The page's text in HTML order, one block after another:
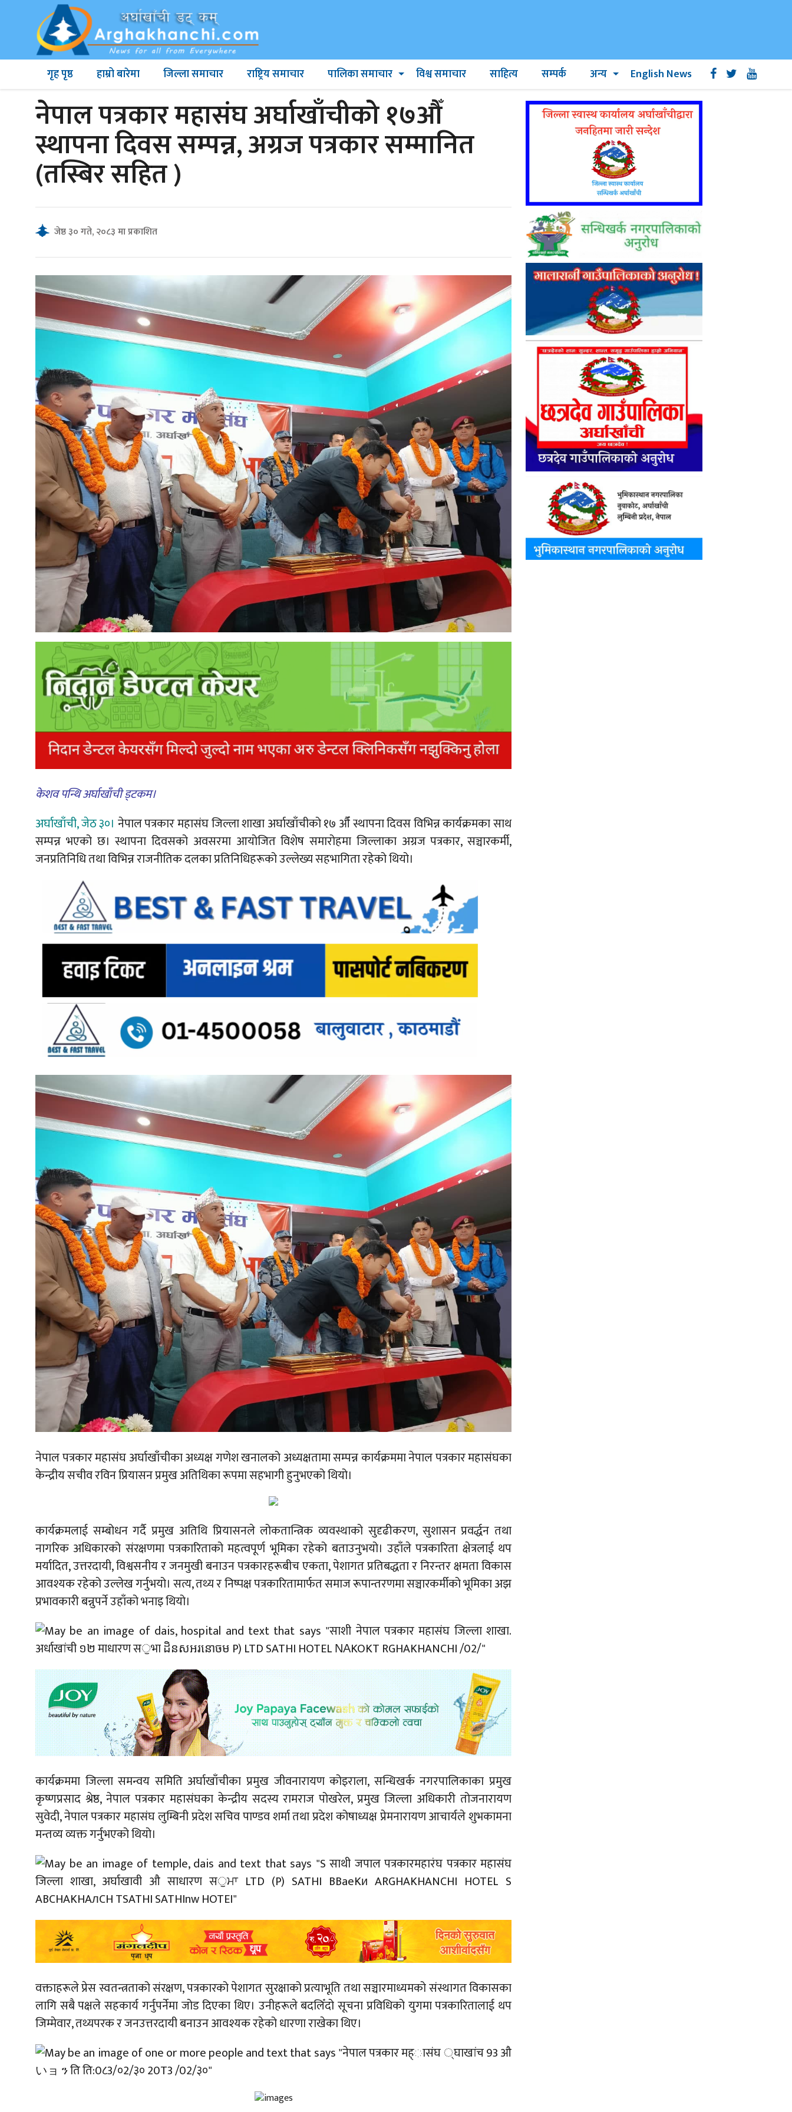
गृह पृष्ठ हाम्रो बारेमा जिल्ला समाचार राष्ट्रिय समाचार पालिका समाचार विश्व समाचार साहित्य सम्पर्क अन्य English News
नेपाल पत्रकार महासंघ अर्घाखाँचीको १७औँ
स्थापना दिवस सम्पन्न, अग्रज पत्रकार सम्मानित
(तस्बिर सहित )
जेष्ठ ३० गते, २०८३ मा प्रकाशित
केशव पन्थि अर्घाखाँची ड्टकम।
अर्घाखाँची, जेठ ३०। नेपाल पत्रकार महासंघ जिल्ला शाखा अर्घाखाँचीको १७ औँ स्थापना दिवस विभिन्न कार्यक्रमका साथ
सम्पन्न भएको छ। स्थापना दिवसको अवसरमा आयोजित विशेष समारोहमा जिल्लाका अग्रज पत्रकार, सञ्चारकर्मी,
जनप्रतिनिधि तथा विभिन्न राजनीतिक दलका प्रतिनिधिहरूको उल्लेख्य सहभागिता रहेको थियो।
नेपाल पत्रकार महासंघ अर्घाखाँचीका अध्यक्ष गणेश खनालको अध्यक्षतामा सम्पन्न कार्यक्रममा नेपाल पत्रकार महासंघका
केन्द्रीय सचीव रविन प्रियासन प्रमुख अतिथिका रूपमा सहभागी हुनुभएको थियो।
कार्यक्रमलाई सम्बोधन गर्दै प्रमुख अतिथि प्रियासनले लोकतान्त्रिक व्यवस्थाको सुदृढीकरण, सुशासन प्रवर्द्धन तथा
नागरिक अधिकारको संरक्षणमा पत्रकारिताको महत्वपूर्ण भूमिका रहेको बताउनुभयो। उहाँले पत्रकारिता क्षेत्रलाई थप
मर्यादित, उत्तरदायी, विश्वसनीय र जनमुखी बनाउन पत्रकारहरूबीच एकता, पेशागत प्रतिबद्धता र निरन्तर क्षमता विकास
आवश्यक रहेको उल्लेख गर्नुभयो। सत्य, तथ्य र निष्पक्ष पत्रकारितामार्फत समाज रूपान्तरणमा सञ्चारकर्मीको भूमिका अझ
प्रभावकारी बन्नुपर्ने उहाँको भनाइ थियो।
कार्यक्रममा जिल्ला समन्वय समिति अर्घाखाँचीका प्रमुख जीवनारायण कोइराला, सन्धिखर्क नगरपालिकाका प्रमुख
कृष्णप्रसाद श्रेष्ठ, नेपाल पत्रकार महासंघका केन्द्रीय सदस्य रामराज पोखरेल, प्रमुख जिल्ला अधिकारी तोजनारायण
सुवेदी, नेपाल पत्रकार महासंघ लुम्बिनी प्रदेश सचिव पाण्डव शर्मा तथा प्रदेश कोषाध्यक्ष प्रेमनारायण आचार्यले शुभकामना
मन्तव्य व्यक्त गर्नुभएको थियो।
वक्ताहरूले प्रेस स्वतन्त्रताको संरक्षण, पत्रकारको पेशागत सुरक्षाको प्रत्याभूति तथा सञ्चारमाध्यमको संस्थागत विकासका
लागि सबै पक्षले सहकार्य गर्नुपर्नेमा जोड दिएका थिए। उनीहरूले बदलिँदो सूचना प्रविधिको युगमा पत्रकारितालाई थप
जिम्मेवार, तथ्यपरक र जनउत्तरदायी बनाउन आवश्यक रहेको धारणा राखेका थिए।